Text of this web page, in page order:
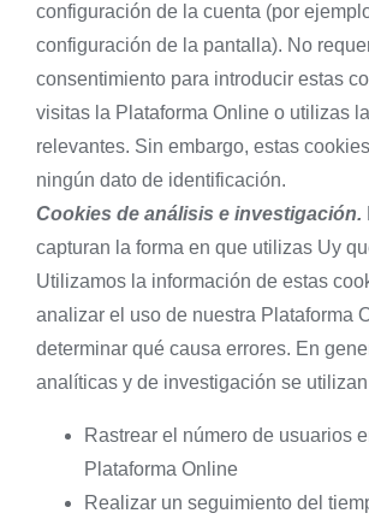
configuración de la cuenta (por
configuración de la pantalla). No
consentimiento para introducir estas
visitas la Plataforma Online o utilizas
relevantes. Sin embargo, estas
ningún dato de identificación.
Cookies de análisis e investigación.
capturan la forma en que utilizas Uy
Utilizamos la información de estas
analizar el uso de nuestra Plataforma
determinar qué causa errores. En
analíticas y de investigación se
Rastrear el número de usuarios
Plataforma Online
Realizar un seguimiento del